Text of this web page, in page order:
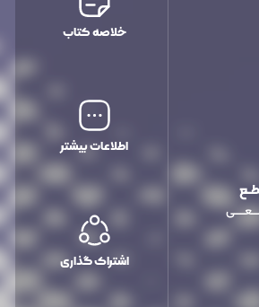
خلاصه کتاب
اطلاعات بیشتر
اشتراک گذاری